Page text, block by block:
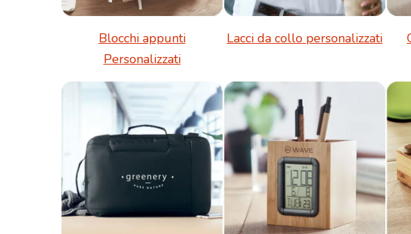
Blocchi appunti
Personalizzati
Lacci da collo personalizzati